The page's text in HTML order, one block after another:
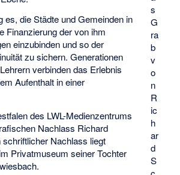
s
G
ra
b
v
o
n
R
ic
h
ar
d
S
es, die Städte und Gemeinden in
Finanzierung der von ihm
einzubinden und so der
zu sichern. Generationen
verbinden das Erlebnis
Aufenthalt in einer
des LWL-Medienzentrums
Nachlass Richard
Nachlass liegt
Privatmuseum seiner Tochter